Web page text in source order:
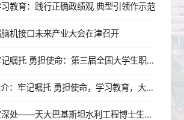
习教育：践行正确政绩观 典型引领作示范
机接口未来产业大会在津召开
【校报特稿】牢记嘱托 勇担使命：第三届全国大学生职业生涯规划大赛纪实
5月30日校报推介：牢记嘱托 勇担使命，学习教育，大学文化
岩石之上，情谊深处——天大巴基斯坦水利工程博士生穆帅的选择